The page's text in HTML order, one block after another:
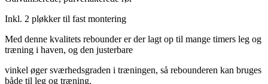
Inkl. 2 pløkker til fast montering
Med denne kvalitets rebounder er der lagt op til mange timers leg og
træning i haven, og den justerbare
vinkel øger sværhedsgraden i træningen, så rebounderen kan bruges
både til leg og træning.